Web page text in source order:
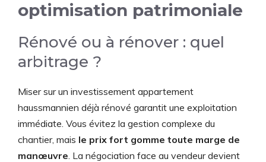
optimisation patrimoniale
Rénové ou à rénover : quel
arbitrage ?
Miser sur un investissement appartement
haussmannien déjà rénové garantit une exploitation
immédiate. Vous évitez la gestion complexe du
chantier, mais le prix fort gomme toute marge de
manœuvre. La négociation face au vendeur devient